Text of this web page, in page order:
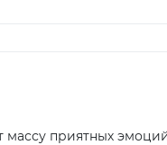
приятных